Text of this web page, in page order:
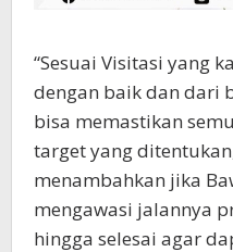
“Sesuai Visitasi yang
dengan baik dan dari
bisa memastikan
target yang
menambahkan jika
mengawasi jalannya
hingga selesai agar